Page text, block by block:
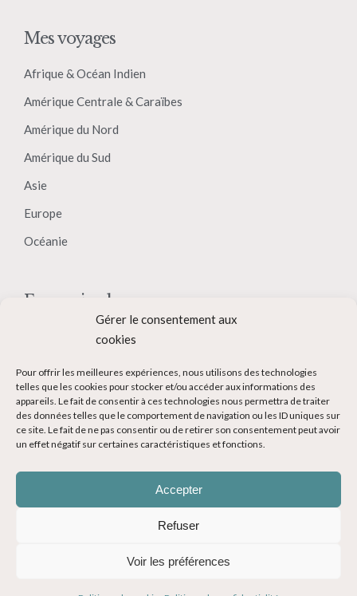
Gérer le consentement aux
cookies
Pour offrir les meilleures expériences, nous utilisons des technologies
telles que les cookies pour stocker et/ou accéder aux informations des
appareils. Le fait de consentir à ces technologies nous permettra de traiter
des données telles que le comportement de navigation ou les ID uniques sur
ce site. Le fait de ne pas consentir ou de retirer son consentement peut avoir
un effet négatif sur certaines caractéristiques et fonctions.
Accepter
Refuser
Voir les préférences
Mes voyages
Afrique & Océan Indien
Amérique Centrale & Caraïbes
Amérique du Nord
Amérique du Sud
Asie
Europe
Océanie
En savoir plus
Contact
Devenir Blogueur voyage
Ma Bucket List
© Copyright 2014-2024 - Evasions Gourmandes Blog Voyage - Tous